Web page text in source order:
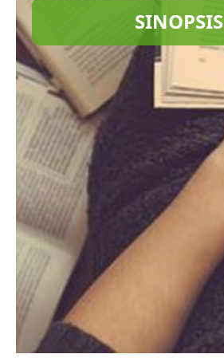
SINOPSIS